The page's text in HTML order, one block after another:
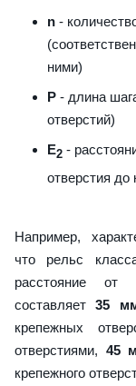
n -
ними)
P - длина
отверстий)
E2 -
отверстия до
Например,
что рельс
расстояние от
составляет35
крепежных
отверстиями, 45
крепежного